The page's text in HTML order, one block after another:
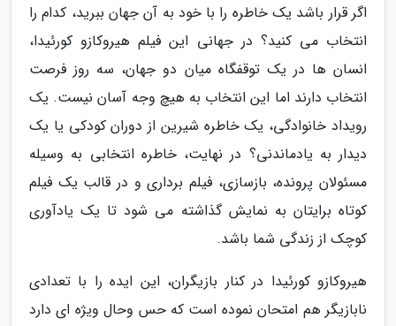
اگر قرار باشد یک خاطره را با خود به آن جهان ببرید، کدام را
انتخاب می کنید؟ در جهانی این فیلم هیروکازو کورئیدا،
انسان ها در یک توقفگاه میان دو جهان، سه روز فرصت
انتخاب دارند اما این انتخاب به هیچ وجه آسان نیست. یک
رویداد خانوادگی، یک خاطره شیرین از دوران کودکی یا یک
دیدار به یادماندنی؟ در نهایت، خاطره انتخابی به وسیله
مسئولان پرونده، بازسازی، فیلم برداری و در قالب یک فیلم
کوتاه برایتان به نمایش گذاشته می شود تا یک یادآوری
کوچک از زندگی شما باشد.
هیروکازو کورئیدا در کنار بازیگران، این ایده را با تعدادی
نابازیگر هم امتحان نموده است که حس وحال ویژه ای دارد